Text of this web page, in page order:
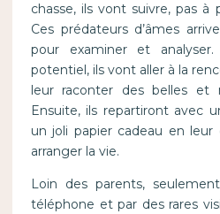
chasse, ils vont suivre, pas à
Ces prédateurs d’âmes
pour examiner et
potentiel, ils vont aller à la
leur raconter des belles et
Ensuite, ils repartiront avec
un joli papier cadeau en
arranger la vie.
Loin des parents,
téléphone et par des rares